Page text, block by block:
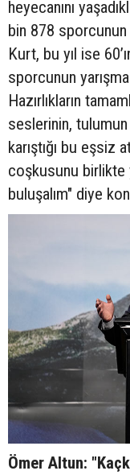
heyecanını
bin 878 sporcunun
Kurt, bu yıl ise
sporcunun
Hazırlıkların
seslerinin,
karıştığı bu eşsiz
coşkusunu birlikte
buluşalım" diye
Ömer Altun: